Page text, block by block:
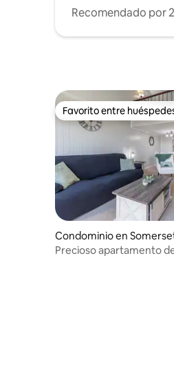
Recomendado por
Favorito entre
Favorito entre
Condominio en Somerset
unty
Precioso apartamento